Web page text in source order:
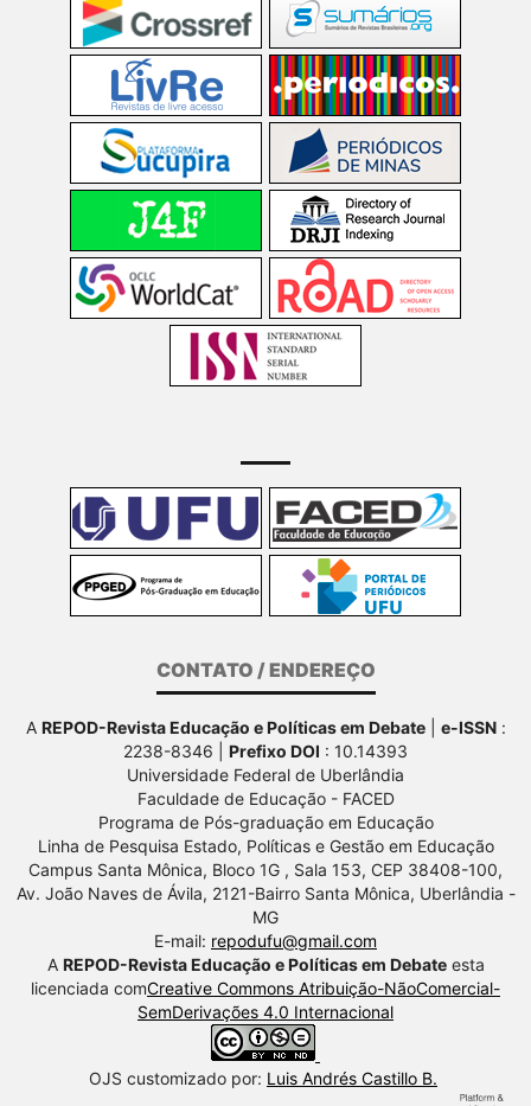
CONTATO / ENDEREÇO
A REPOD-Revista Educação e Políticas em Debate| e-ISSN:
2238-8346 | Prefixo DOI : 10.14393
Universidade Federal de Uberlândia
Faculdade de Educação - FACED
Programa de Pós-graduação em Educação
Linha de Pesquisa Estado, Políticas e Gestão em Educação
Campus Santa Mônica, Bloco 1G , Sala 153, CEP 38408-100,
Av. João Naves de Ávila, 2121-Bairro Santa Mônica, Uberlândia -
MG
E-mail: repodufu@gmail.com
A REPOD-Revista Educação e Políticas em Debateesta
licenciada comCreative Commons Atribuição-NãoComercial-
SemDerivações 4.0 Internacional
OJS customizado por: Luis Andrés Castillo B.